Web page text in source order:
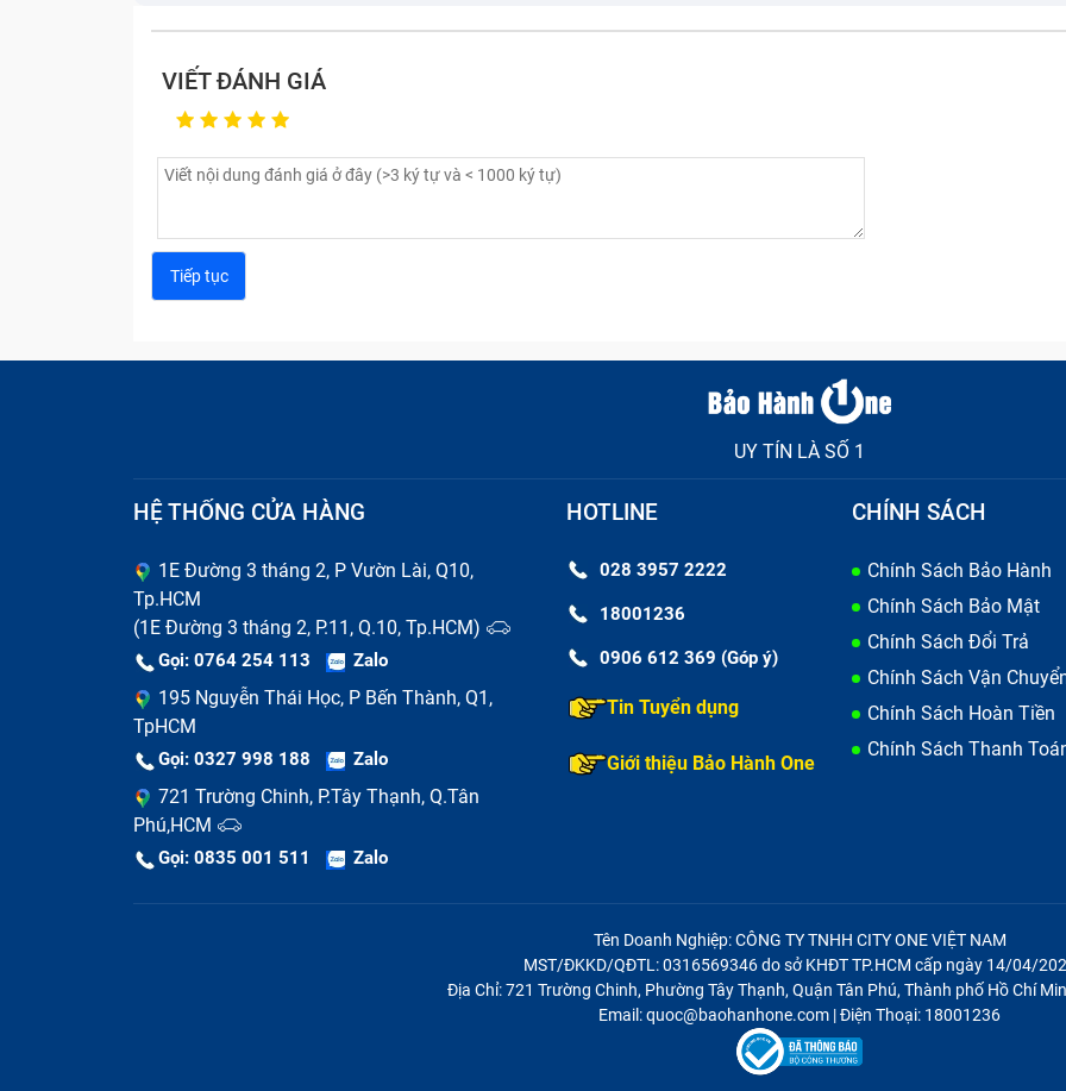
VIẾT ĐÁNH GIÁ
UY TÍN LÀ SỐ 1
HỆ THỐNG CỬA HÀNG
1E Đường 3 tháng 2, P Vườn Lài, Q10,
Tp.HCM
(1E Đường 3 tháng 2, P.11, Q.10, Tp.HCM)
Gọi: 0764 254 113 Zalo
195 Nguyễn Thái Học, P Bến Thành, Q1,
TpHCM
Gọi: 0327 998 188 Zalo
721 Trường Chinh, P.Tây Thạnh, Q.Tân
Phú,HCM
Gọi: 0835 001 511 Zalo
HOTLINE
028 3957 2222
18001236
0906 612 369 (Góp ý)
Tin Tuyển dụng
Giới thiệu Bảo Hành One
CHÍNH SÁCH
Chính Sách Bảo Hành
Chính Sách Bảo Mật
Chính Sách Đổi Trả
Chính Sách Vận
Chính Sách Hoàn Tiền
Chính Sách Thanh
Tên Doanh Nghiệp: CÔNG TY TNHH CITY ONE VIỆT NAM
MST/ĐKKD/QĐTL: 0316569346 do sở KHĐT TP.HCM cấp ngày 14/04/
Địa Chỉ: 721 Trường Chinh, Phường Tây Thạnh, Quận Tân Phú, Thành phố Hồ Chí
Email: quoc@baohanhone.com | Điện Thoại: 18001236